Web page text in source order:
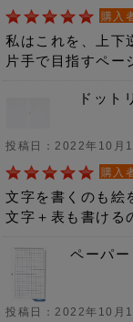
購入
私はこれを、上下
片手で目指すペー
ドット
投稿日：2022年10月
購入
文字を書くのも絵
文字＋表も書ける
ペーパー
投稿日：2022年10月